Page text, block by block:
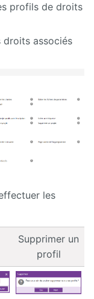
profils de droits
droits associés
les
Supprimer un
profil